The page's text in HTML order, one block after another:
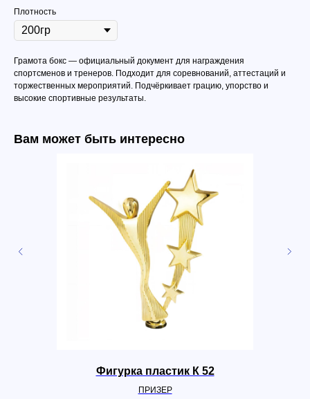
Плотность
Грамота бокс — официальный документ для награждения
спортсменов и тренеров. Подходит для соревнований, аттестаций и
торжественных мероприятий. Подчёркивает грацию, упорство и
высокие спортивные результаты.
Вам может быть интересно
Фигурка пластик К 52
ПРИЗЕР